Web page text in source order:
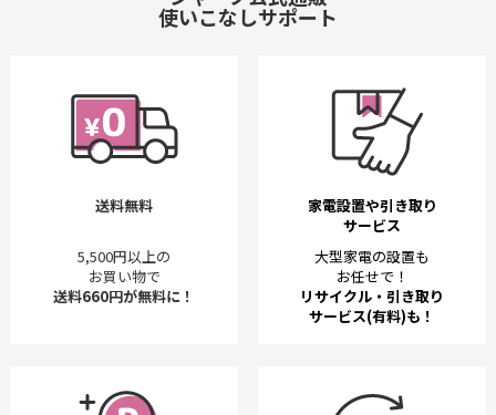
使いこなしサポート
送料無料
5,500円以上の
お買い物で
送料660円が無料に！
家電設置や引き取り
サービス
大型家電の設置も
お任せで！
リサイクル・引き取り
サービス(有料)も！